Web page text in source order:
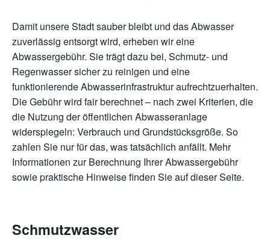
Damit unsere Stadt sauber bleibt und das Abwasser
zuverlässig entsorgt wird, erheben wir eine
Abwassergebühr. Sie trägt dazu bei, Schmutz- und
Regenwasser sicher zu reinigen und eine
funktionierende Abwasserinfrastruktur aufrechtzuerhalten.
Die Gebühr wird fair berechnet – nach zwei Kriterien, die
die Nutzung der öffentlichen Abwasseranlage
widerspiegeln: Verbrauch und Grundstücksgröße. So
zahlen Sie nur für das, was tatsächlich anfällt. Mehr
Informationen zur Berechnung Ihrer Abwassergebühr
sowie praktische Hinweise finden Sie auf dieser Seite.
Schmutzwasser